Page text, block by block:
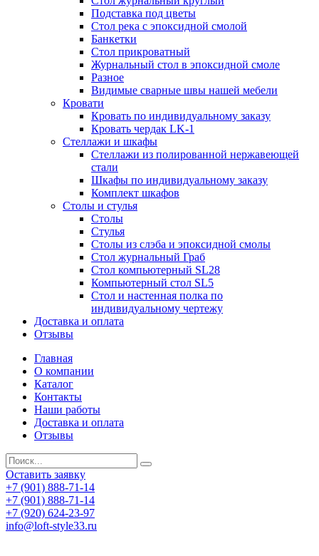
Подставка под цветы
Стол река с эпоксидной смолой
Банкетки
Стол прикроватный
Журнальный стол в эпоксидной смоле
Разное
Видимые сварные швы нашей мебели
Кровати
Кровать по индивидуальному заказу
Кровать чердак LK-1
Стеллажи и шкафы
Стеллажи из полированной нержавеющей
стали
Шкафы по индивидуальному заказу
Комплект шкафов
Столы и стулья
Столы
Стулья
Столы из слэба и эпоксидной смолы
Стол журнальный Граб
Стол компьютерный SL28
Компьютерный стол SL5
Стол и настенная полка по
индивидуальному чертежу
Доставка и оплата
Отзывы
Главная
О компании
Каталог
Контакты
Наши работы
Доставка и оплата
Отзывы
Оставить заявку
+7 (901) 888-71-14
+7 (901) 888-71-14
+7 (920) 624-23-97
info@loft-style33.ru